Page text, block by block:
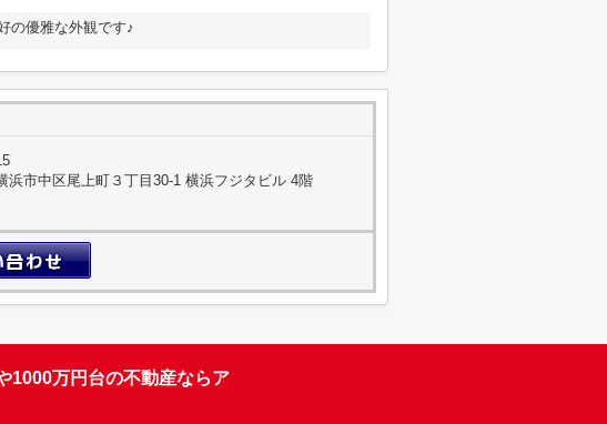
の優雅な外観です♪
浜市中区尾上町３丁目30-1 横浜フジタビル 4階
1000万円台の不動産ならア